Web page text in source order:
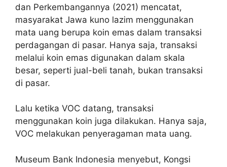
dan Perkembangannya (2021) mencatat,
masyarakat Jawa kuno lazim menggunakan
mata uang berupa koin emas dalam transaksi
perdagangan di pasar. Hanya saja, transaksi
melalui koin emas digunakan dalam skala
besar, seperti jual-beli tanah, bukan transaksi
di pasar.
Lalu ketika VOC datang, transaksi
menggunakan koin juga dilakukan. Hanya saja,
VOC melakukan penyeragaman mata uang.
Museum Bank Indonesia menyebut, Kongsi